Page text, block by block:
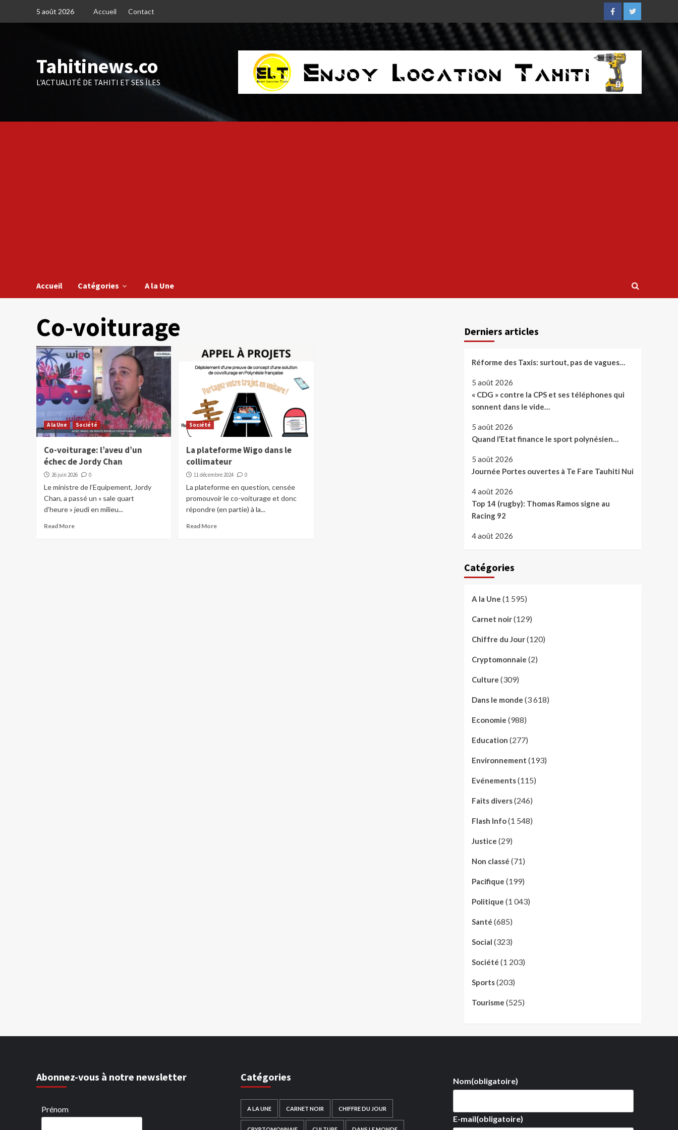
5 août 2026 Accueil Contact
FacebookTwitter
Tahitinews.co
L'ACTUALITÉ DE TAHITI ET SES ÎLES
Accueil Catégories A la Une
Co-voiturage
A la Une Société
Co-voiturage: l’aveu d’un
échec de Jordy Chan
26 juin 2026 0
Le ministre de l’Equipement, Jordy
Chan, a passé un « sale quart
d’heure » jeudi en milieu...
Read More
Société
La plateforme Wigo dans le
collimateur
11 décembre 2024 0
La plateforme en question, censée
promouvoir le co-voiturage et donc
répondre (en partie) à la...
Read More
Derniers articles
Réforme des Taxis: surtout, pas de vagues…
5 août 2026
« CDG » contre la CPS et ses téléphones qui
sonnent dans le vide…
5 août 2026
Quand l’Etat finance le sport polynésien…
5 août 2026
Journée Portes ouvertes à Te Fare Tauhiti Nui
4 août 2026
Top 14 (rugby): Thomas Ramos signe au
Racing 92
4 août 2026
Catégories
A la Une (1 595)
Carnet noir(129)
Chiffre du Jour(120)
Cryptomonnaie (2)
Culture (309)
Dans le monde (3 618)
Economie (988)
Education (277)
Environnement (193)
Evénements(115)
Faits divers(246)
Flash Info(1 548)
Justice (29)
Non classé (71)
Pacifique (199)
Politique (1 043)
Santé (685)
Social (323)
Société (1 203)
Sports(203)
Tourisme (525)
Abonnez-vous à notre newsletter
Prénom
Catégories
A LA UNE CARNET NOIR CHIFFRE DU JOUR
Nom(obligatoire)
E-mail(obligatoire)